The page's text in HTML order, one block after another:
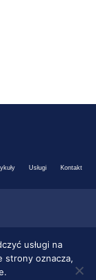
Usługi Kontakt
usługi na
strony oznacza,